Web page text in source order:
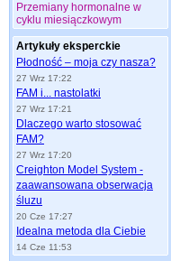
Przemiany hormonalne w
cyklu miesiączkowym
Artykuły eksperckie
Płodność – moja czy nasza?
27 Wrz 17:22
FAM i... nastolatki
27 Wrz 17:21
Dlaczego warto stosować
FAM?
27 Wrz 17:20
Creighton Model System -
zaawansowana obserwacja
śluzu
20 Cze 17:27
Idealna metoda dla Ciebie
14 Cze 11:53